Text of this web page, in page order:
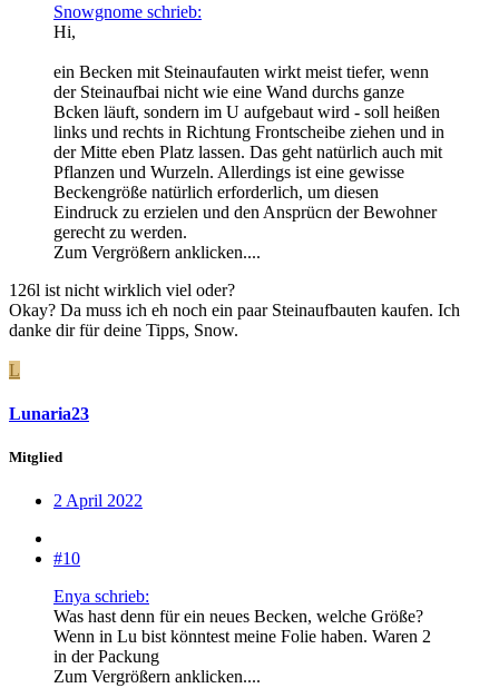
Snowgnome schrieb:
Hi,
ein Becken mit Steinaufauten wirkt meist tiefer, wenn
der Steinaufbai nicht wie eine Wand durchs ganze
Bcken läuft, sondern im U aufgebaut wird - soll heißen
links und rechts in Richtung Frontscheibe ziehen und in
der Mitte eben Platz lassen. Das geht natürlich auch mit
Pflanzen und Wurzeln. Allerdings ist eine gewisse
Beckengröße natürlich erforderlich, um diesen
Eindruck zu erzielen und den Ansprücn der Bewohner
gerecht zu werden.
Zum Vergrößern anklicken....
126l ist nicht wirklich viel oder?
Okay? Da muss ich eh noch ein paar Steinaufbauten kaufen. Ich
danke dir für deine Tipps, Snow.
L
Lunaria23
Mitglied
2 April 2022
#10
Enya schrieb:
Was hast denn für ein neues Becken, welche Größe?
Wenn in Lu bist könntest meine Folie haben. Waren 2
in der Packung
Zum Vergrößern anklicken....